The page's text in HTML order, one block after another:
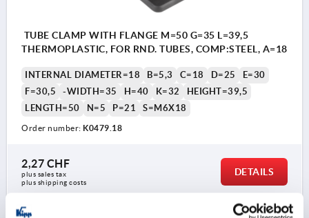
TUBE CLAMP WITH FLANGE M=50 G=35 L=39,5
THERMOPLASTIC, FOR RND. TUBES, COMP:STEEL, A=18
INTERNAL DIAMETER=18 B=5,3 C=18 D=25
E=30
F=30,5
-WIDTH=35 H=40 K=32
HEIGHT=39,5
LENGTH=50
N=5 P=21 S=M6X18
Order number: K0479.18
2,27 CHF
plus sales tax
plus shipping costs
DETAILS